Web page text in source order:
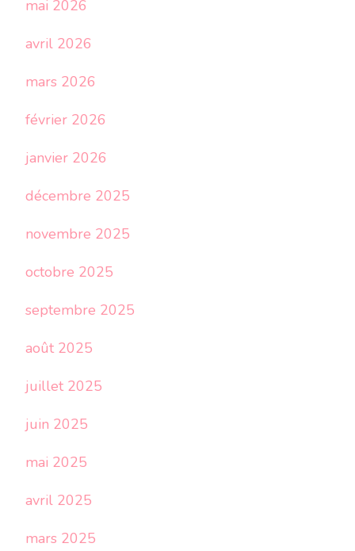
mai 2026
avril 2026
mars 2026
février 2026
janvier 2026
décembre 2025
novembre 2025
octobre 2025
septembre 2025
août 2025
juillet 2025
juin 2025
mai 2025
avril 2025
mars 2025